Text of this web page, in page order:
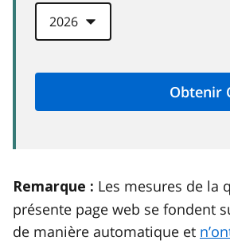
Remarque : Les mesures de la
présente page web se fondent
de manière automatique et